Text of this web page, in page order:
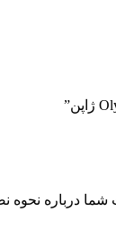
درباره نحوه